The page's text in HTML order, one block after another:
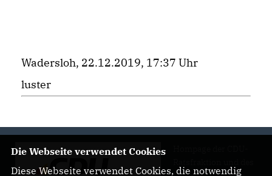
Wadersloh, 22.12.2019, 17:37 Uhr
luster
Die Webseite verwendet Cookies
Diese Webseite verwendet Cookies, die notwendig